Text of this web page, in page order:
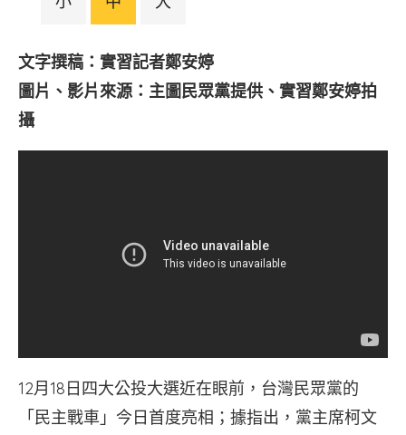
文字撰稿：實習記者鄭安婷
圖片、影片來源：主圖民眾黨提供、實習鄭安婷拍
攝
12月18日四大公投大選近在眼前，台灣民眾黨的
「民主戰車」今日首度亮相；據指出，黨主席柯文